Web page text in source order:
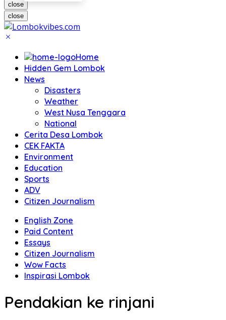
close
close
Home
Hidden Gem Lombok
News
Disasters
Weather
West Nusa Tenggara
National
Cerita Desa Lombok
CEK FAKTA
Environment
Education
Sports
ADV
Citizen Journalism
English Zone
Paid Content
Essays
Citizen Journalism
Wow Facts
Inspirasi Lombok
Pendakian ke rinjani